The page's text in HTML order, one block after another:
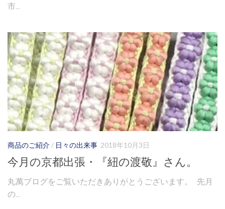
市...
商品のご紹介 / 日々の出来事 2018年10月3日
今月の京都出張・『紐の渡敬』さん。
丸萬ブログをご覧いただきありがとうございます。 先月
の...